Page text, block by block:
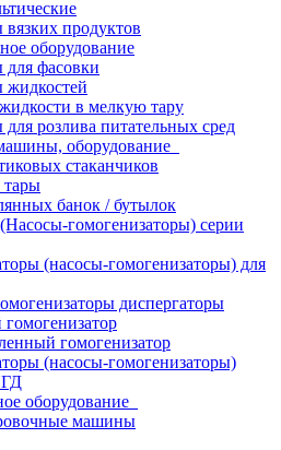
вязких продуктов
оборудование
для фасовки
жидкостей
в мелкую тару
для розлива питательных сред
оборудование
стаканчиков
банок / бутылок
гомогенизаторы) серии
(насосы-гомогенизаторы) для
диспергаторы
гомогенизатор
(насосы-гомогенизаторы)
оборудование
машины